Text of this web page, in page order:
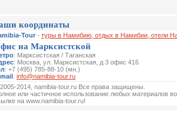
координаты
Tour - туры в Намибию, отдых в Намибии, отели
на Марксистской
: Марксистская / Таганская
: Москва, ул. Марксистская, д 3 офис 416
: +7 (495) 785-88-10 (мн.)
: info@namibia-tour.ru
2014, namibia-tour.ru Все права защищены.
или частичное использование любых материалов
на www.namibia-tour.ru!